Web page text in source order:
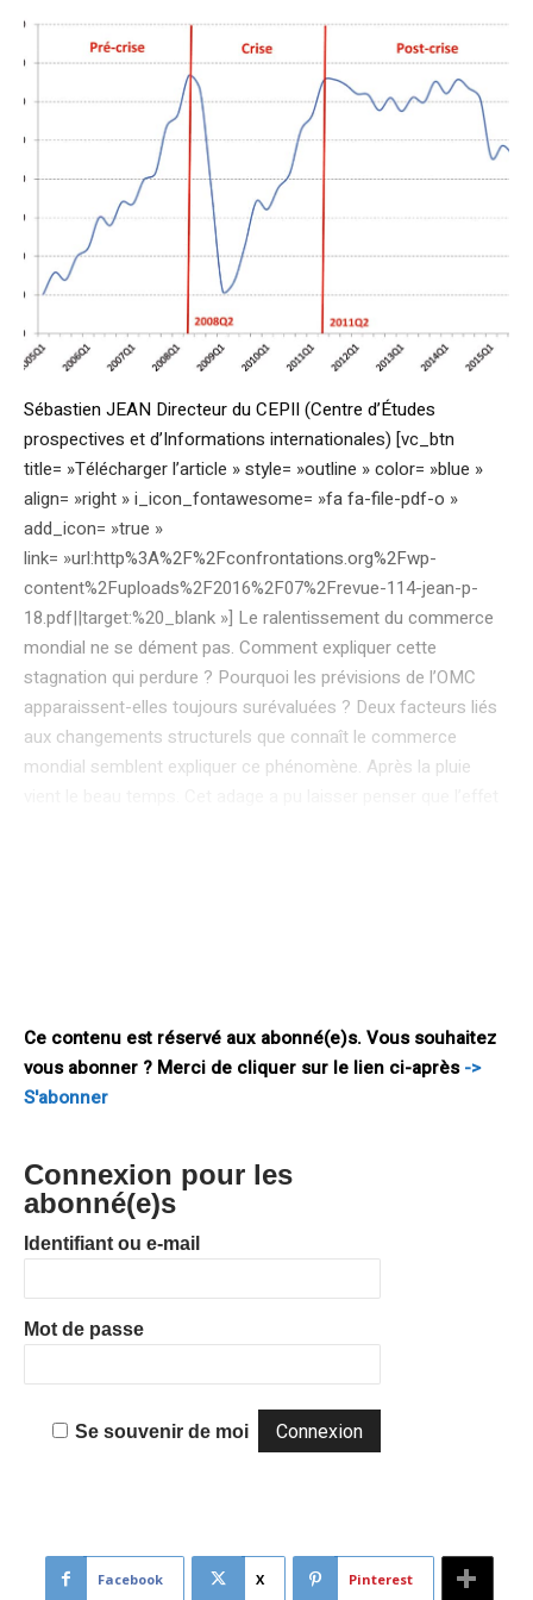
Sébastien JEAN Directeur du CEPII (Centre d’Études
prospectives et d’Informations internationales) [vc_btn
title= »Télécharger l’article » style= »outline » color= »blue »
align= »right » i_icon_fontawesome= »fa fa-file-pdf-o »
add_icon= »true »
link= »url:http%3A%2F%2Fconfrontations.org%2Fwp-
content%2Fuploads%2F2016%2F07%2Frevue-114-jean-p-
18.pdf||target:%20_blank »] Le ralentissement du commerce
mondial ne se dément pas. Comment expliquer cette
stagnation qui perdure ? Pourquoi les prévisions de l’OMC
apparaissent-elles toujours surévaluées ? Deux facteurs liés
aux changements structurels que connaît le commerce
mondial semblent expliquer ce phénomène. Après la pluie
Ce contenu est réservé aux abonné(e)s. Vous souhaitez
vous abonner ? Merci de cliquer sur le lien ci-après->
S'abonner
Connexion pour les
abonné(e)s
Identifiant ou e-mail
Mot de passe
Se souvenir de moi
Facebook X Pinterest